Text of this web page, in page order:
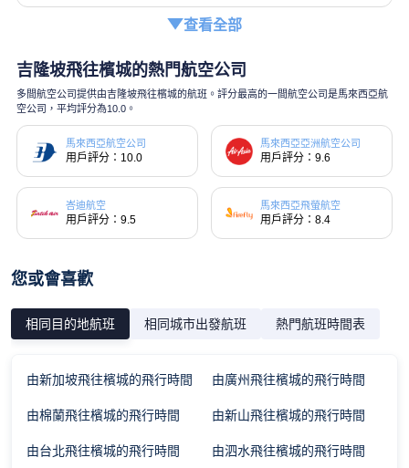
查看全部
吉隆坡飛往檳城的熱門航空公司
多間航空公司提供由吉隆坡飛往檳城的航班。評分最高的一間航空公司是馬來西亞航
空公司，平均評分為10.0。
馬來西亞航空公司
用戶評分：10.0
馬來西亞亞洲航空公司
用戶評分：9.6
峇迪航空
用戶評分：9.5
馬來西亞飛螢航空
用戶評分：8.4
您或會喜歡
相同目的地航班 相同城市出發航班 熱門航班時間表
由新加坡飛往檳城的飛行時間 由廣州飛往檳城的飛行時間
由棉蘭飛往檳城的飛行時間 由新山飛往檳城的飛行時間
由台北飛往檳城的飛行時間 由泗水飛往檳城的飛行時間